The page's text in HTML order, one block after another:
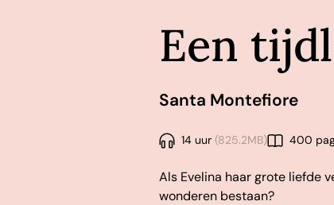
Een
Santa Montefiore
14 uur(825.2MB) 400
Als Evelina haar grote liefde
wonderen bestaan?